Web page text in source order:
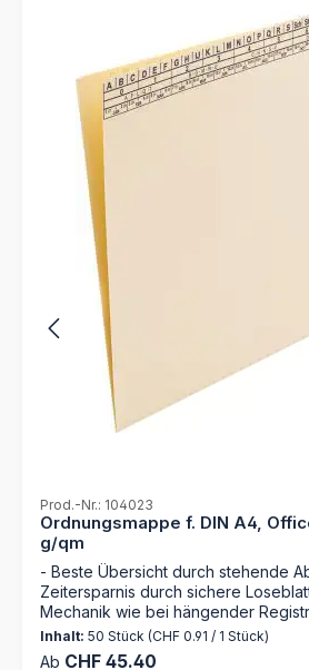
Prod.-Nr.: 104023
Ordnungsmappe f. DIN A4,
g/qm
- Beste Übersicht durch stehende
Zeitersparnis durch sichere
Mechanik wie bei hängender
Germany Entdecken Sie die Ordnungsmappe 104023
von MAPPEI – Ihr zuverlässiger
Inhalt: 50 Stück (CHF 0.91 / 1 Stück)
Regulärer Preis:
Ab CHF 45.40